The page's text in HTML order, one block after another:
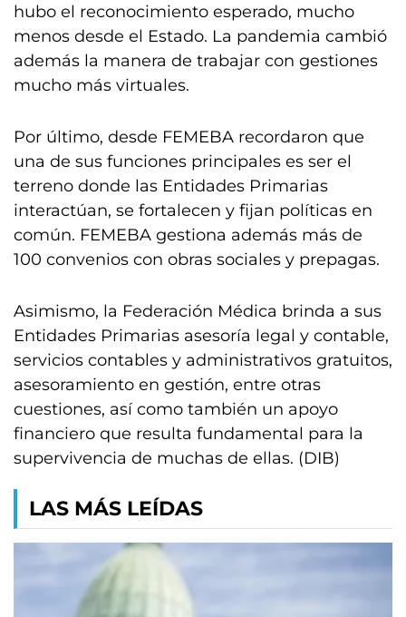
hubo el reconocimiento esperado, mucho
menos desde el Estado. La pandemia cambió
además la manera de trabajar con gestiones
mucho más virtuales.
Por último, desde FEMEBA recordaron que
una de sus funciones principales es ser el
terreno donde las Entidades Primarias
interactúan, se fortalecen y fijan políticas en
común. FEMEBA gestiona además más de
100 convenios con obras sociales y prepagas.
Asimismo, la Federación Médica brinda a sus
Entidades Primarias asesoría legal y contable,
servicios contables y administrativos gratuitos,
asesoramiento en gestión, entre otras
cuestiones, así como también un apoyo
financiero que resulta fundamental para la
supervivencia de muchas de ellas. (DIB)
LAS MÁS LEÍDAS